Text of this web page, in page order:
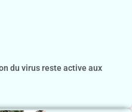
du virus reste active aux